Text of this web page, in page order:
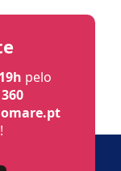
19h pelo
!